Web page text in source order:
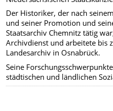
Der Historiker, der nach
und seiner Promotion und
Staatsarchiv Chemnitz tätig
Archivdienst und arbeitete bis
Landesarchiv in Osnabrück.
Seine
städtischen und ländlichen